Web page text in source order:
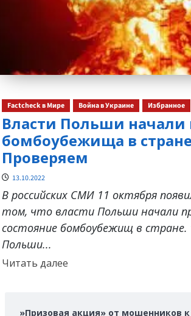
Factcheck в Мире Война в Украине Избранное
Власти Польши начали
бомбоубежища в
Проверяем
13.10.2022
В российских СМИ 11 октября
том, что власти Польши начали
состояние бомбоубежищ в стране.
Польши...
Читать далееПрочитать
»Призовая акция» от мошенников к